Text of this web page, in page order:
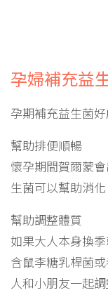
孕婦補充益
孕期補充益生菌
幫助排便順暢
懷孕期間賀爾蒙
生菌可以幫助消
幫助調整體質
如果大人本身換
含鼠李糖乳桿菌
人和小朋友一起